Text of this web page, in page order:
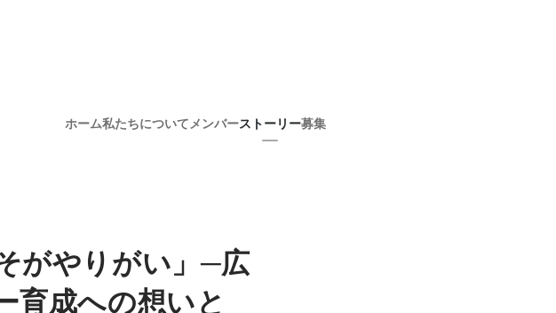
ホーム私たちについて メンバーストーリー募集
がやりがい」─広
育成への想いと